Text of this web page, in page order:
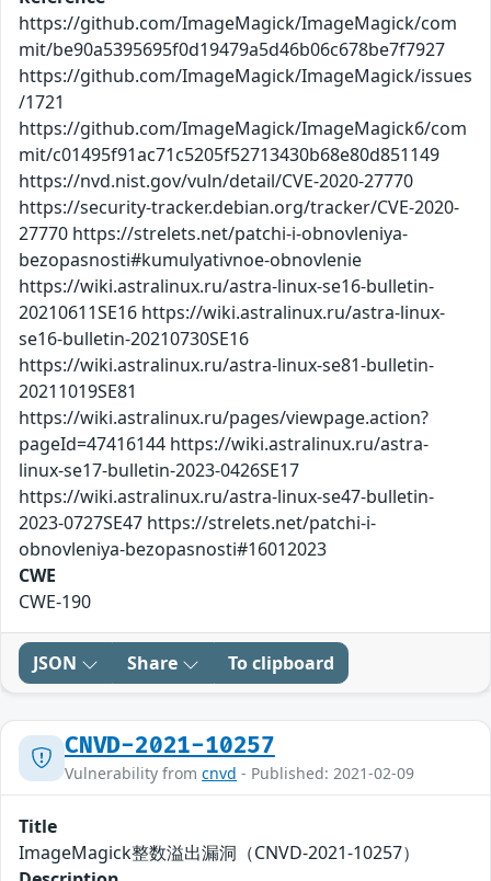
https://github.com/ImageMagick/ImageMagick/com
mit/be90a5395695f0d19479a5d46b06c678be7f7927
https://github.com/ImageMagick/ImageMagick/issues
/1721
https://github.com/ImageMagick/ImageMagick6/com
mit/c01495f91ac71c5205f52713430b68e80d851149
https://nvd.nist.gov/vuln/detail/CVE-2020-27770
https://security-tracker.debian.org/tracker/CVE-2020-
27770 https://strelets.net/patchi-i-obnovleniya-
bezopasnosti#kumulyativnoe-obnovlenie
https://wiki.astralinux.ru/astra-linux-se16-bulletin-
20210611SE16 https://wiki.astralinux.ru/astra-linux-
se16-bulletin-20210730SE16
https://wiki.astralinux.ru/astra-linux-se81-bulletin-
20211019SE81
https://wiki.astralinux.ru/pages/viewpage.action?
pageId=47416144 https://wiki.astralinux.ru/astra-
linux-se17-bulletin-2023-0426SE17
https://wiki.astralinux.ru/astra-linux-se47-bulletin-
2023-0727SE47 https://strelets.net/patchi-i-
obnovleniya-bezopasnosti#16012023
CWE
CWE-190
JSON Share To clipboard
CNVD-2021-10257
Vulnerability from cnvd - Published: 2021-02-09
Title
ImageMagick整数溢出漏洞（CNVD-2021-10257）